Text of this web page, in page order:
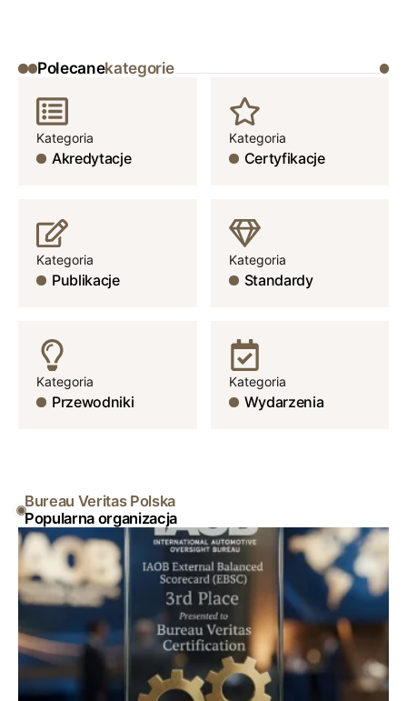
Polecanekategorie
Kategoria
Akredytacje
Kategoria
Certyfikacje
Kategoria
Publikacje
Kategoria
Standardy
Kategoria
Przewodniki
Kategoria
Wydarzenia
Popularna organizacja
Bureau Veritas Polska